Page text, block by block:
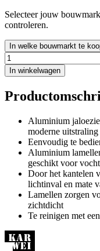
Selecteer jouw
controleren.
In welke bouwmarkt te
In winkelwagen
Aluminium
moderne uitstraling
Eenvoudig te
Aluminium
geschikt voor
Door het kantelen
lichtinval en mate
Lamellen zorgen
zichtdicht
Te reinigen met